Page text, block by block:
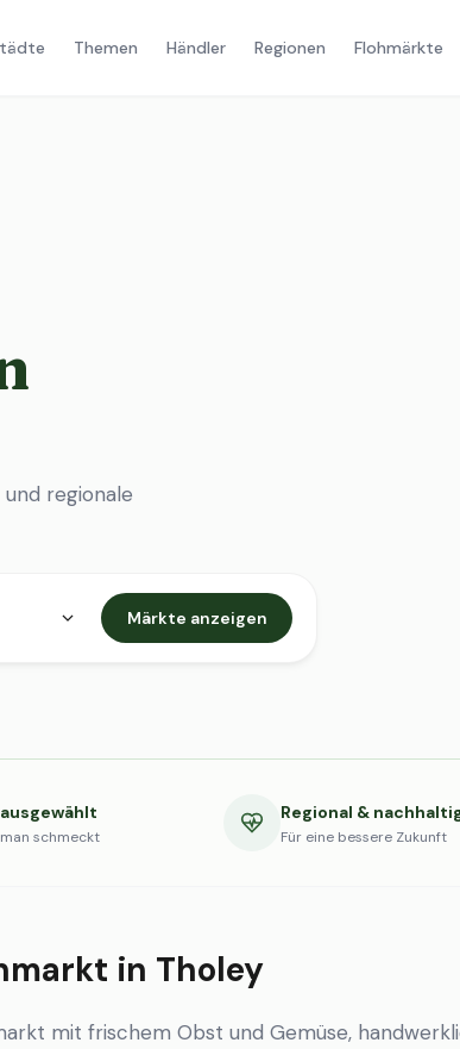
Themen Händler Regionen Flohmärkte
regionale
Märkte anzeigen
schmeckt
Regional &
Für eine bessere Zukunft
in Tholey
mit frischem Obst und Gemüse,